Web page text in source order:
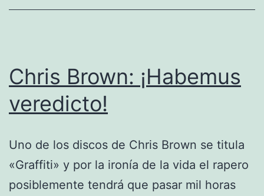
Chris Brown: ¡Habemus
veredicto!
Uno de los discos de Chris Brown se titula
«Graffiti» y por la ironía de la vida el rapero
posiblemente tendrá que pasar mil horas